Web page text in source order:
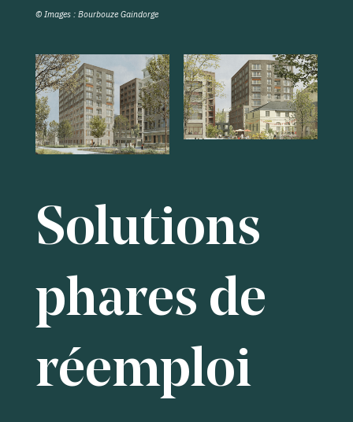
© Images : Bourbouze Gaindorge
Solutions
phares de
réemploi